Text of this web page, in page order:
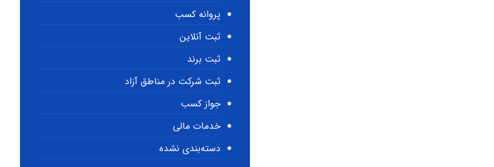
پروانه کسب
ثبت آنلاین
ثبت برند
ثبت شرکت در مناطق آزاد
جواز کسب
خدمات مالی
دسته‌بندی نشده